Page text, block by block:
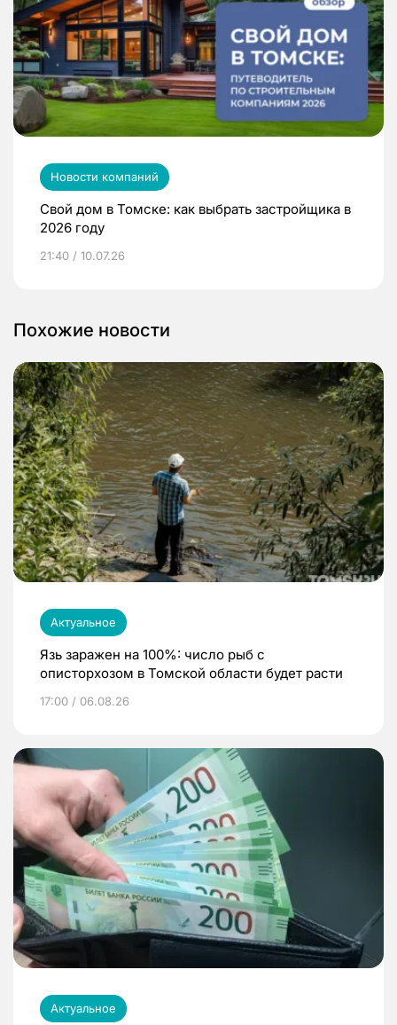
Новости компаний
Свой дом в Томске: как выбрать застройщика в
2026 году
21:40 / 10.07.26
Похожие новости
Актуальное
Язь заражен на 100%: число рыб с
описторхозом в Томской области будет расти
17:00 / 06.08.26
Актуальное